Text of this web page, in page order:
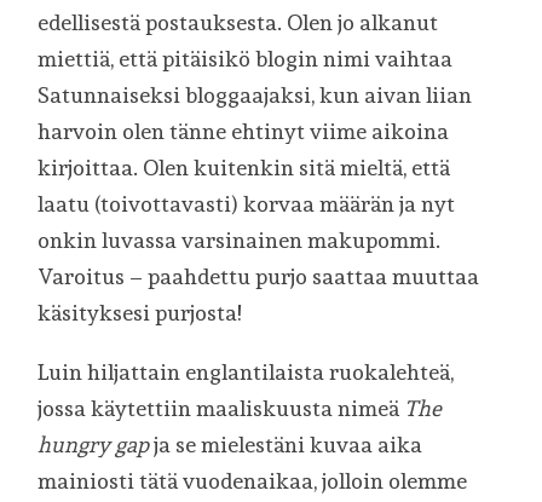
edellisestä postauksesta. Olen jo alkanut
miettiä, että pitäisikö blogin nimi vaihtaa
Satunnaiseksi bloggaajaksi, kun aivan liian
harvoin olen tänne ehtinyt viime aikoina
kirjoittaa. Olen kuitenkin sitä mieltä, että
laatu (toivottavasti) korvaa määrän ja nyt
onkin luvassa varsinainen makupommi.
Varoitus – paahdettu purjo saattaa muuttaa
käsityksesi purjosta!
Luin hiljattain englantilaista ruokalehteä,
jossa käytettiin maaliskuusta nimeä The
hungry gapja se mielestäni kuvaa aika
mainiosti tätä vuodenaikaa, jolloin olemme